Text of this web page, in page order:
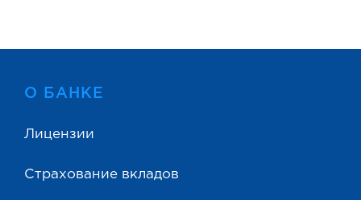
О БАНКЕ
Лицензии
Страхование вкладов